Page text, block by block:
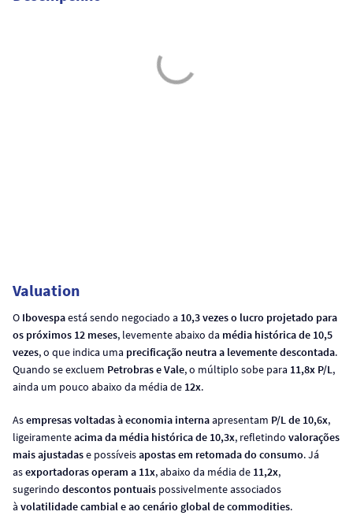
Valuation
O Ibovespaestá sendo negociado a 10,3 vezes o lucro projetado para
os próximos 12 meses, levemente abaixo da média histórica de 10,5
vezes, o que indica uma precificação neutra a levemente descontada.
Quando se excluem Petrobras e Vale, o múltiplo sobe para 11,8x P/L,
ainda um pouco abaixo da média de 12x.
Asempresas voltadas à economia internaapresentam P/L de 10,6x,
ligeiramenteacima da média histórica de 10,3x, refletindo valorações
mais ajustadase possíveisapostas em retomada do consumo. Já
asexportadoras operam a 11x, abaixo da média de 11,2x,
sugerindo descontos pontuais possivelmente associados
à volatilidade cambial e ao cenário global de commodities.